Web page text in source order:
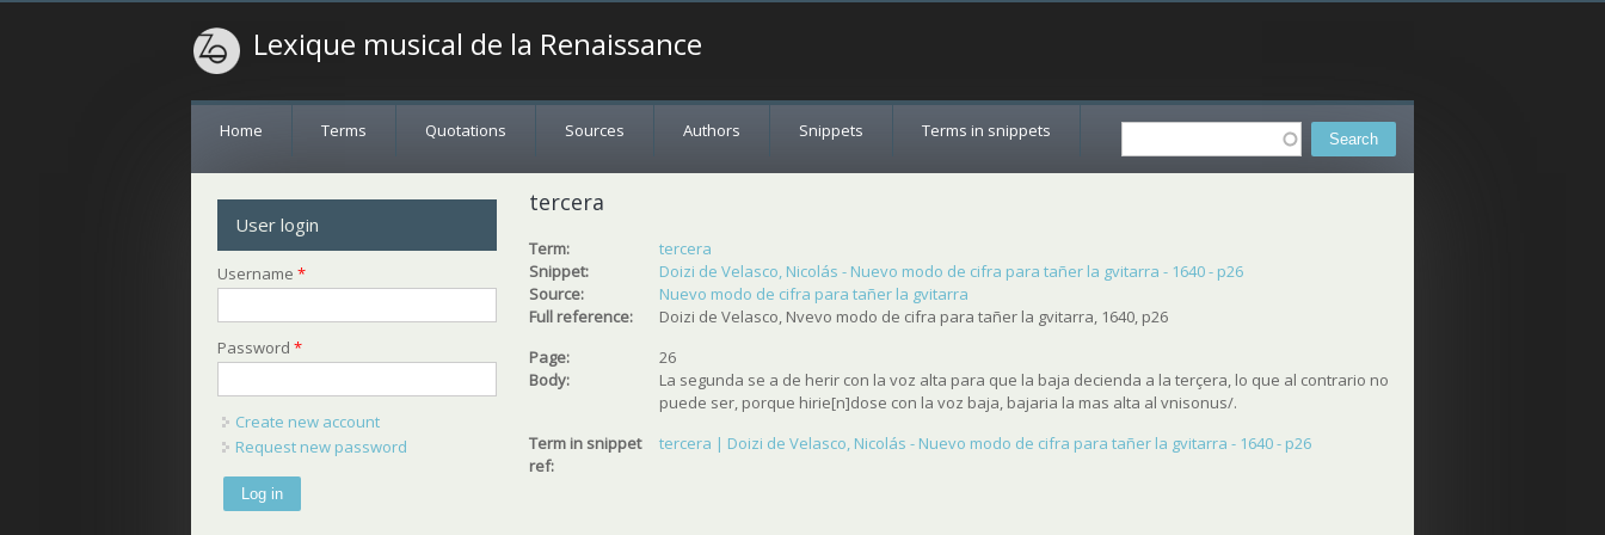
Lexique musical de la Renaissance
Search
Home Terms Quotations Sources Authors Snippets Terms in snippets
tercera
Term:
tercera
Snippet:
Doizi de Velasco, Nicolás - Nuevo modo de cifra para tañer la gvitarra - 1640 - p26
Source:
Nuevo modo de cifra para tañer la gvitarra
Full reference:
Doizi de Velasco, Nvevo modo de cifra para tañer la gvitarra, 1640, p26
Page:
26
Body:
La segunda se a de herir con la voz alta para que la baja decienda a la terçera, lo que al contrario no
puede ser, porque hirie[n]dose con la voz baja, bajaria la mas alta al vnisonus/.
Term in snippet
ref:
tercera | Doizi de Velasco, Nicolás - Nuevo modo de cifra para tañer la gvitarra - 1640 - p26
User login
Username*
Password*
Create new account
Request new password